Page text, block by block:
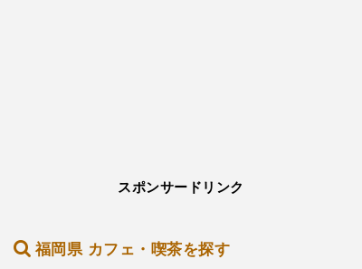
スポンサードリンク
福岡県 カフェ・喫茶を探す